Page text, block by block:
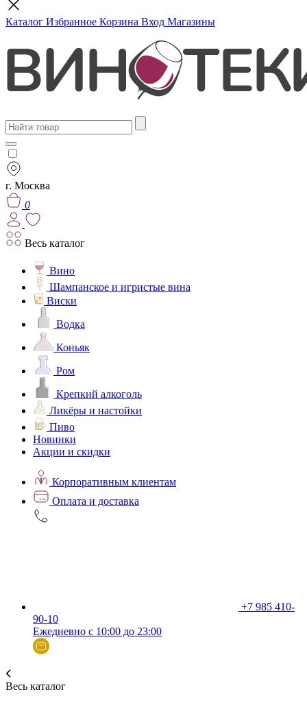
Каталог Избранное Корзина Вход Магазины
г. Москва
0
Весь каталог
Вино
Шампанское и игристые вина
Виски
Водка
Коньяк
Ром
Крепкий алкоголь
Ликёры и настойки
Пиво
Новинки
Акции и скидки
Корпоративным клиентам
Оплата и доставка
+7 985 410-
90-10
Ежедневно с 10:00 до 23:00
Весь каталог